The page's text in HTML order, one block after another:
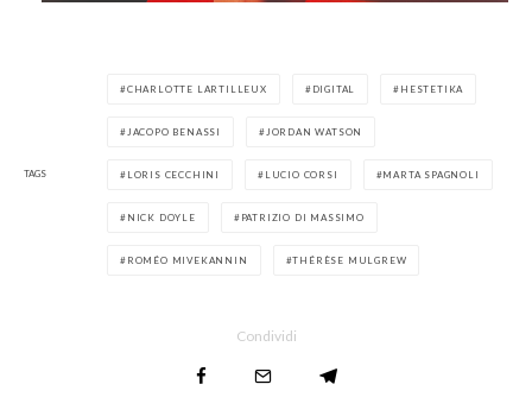
TAGS
CHARLOTTE LARTILLEUX DIGITAL HESTETIKA
JACOPO BENASSI JORDAN WATSON
LORIS CECCHINI LUCIO CORSI MARTA SPAGNOLI
NICK DOYLE PATRIZIO DI MASSIMO
ROMÉO MIVEKANNIN THÉRÈSE MULGREW
Condividi